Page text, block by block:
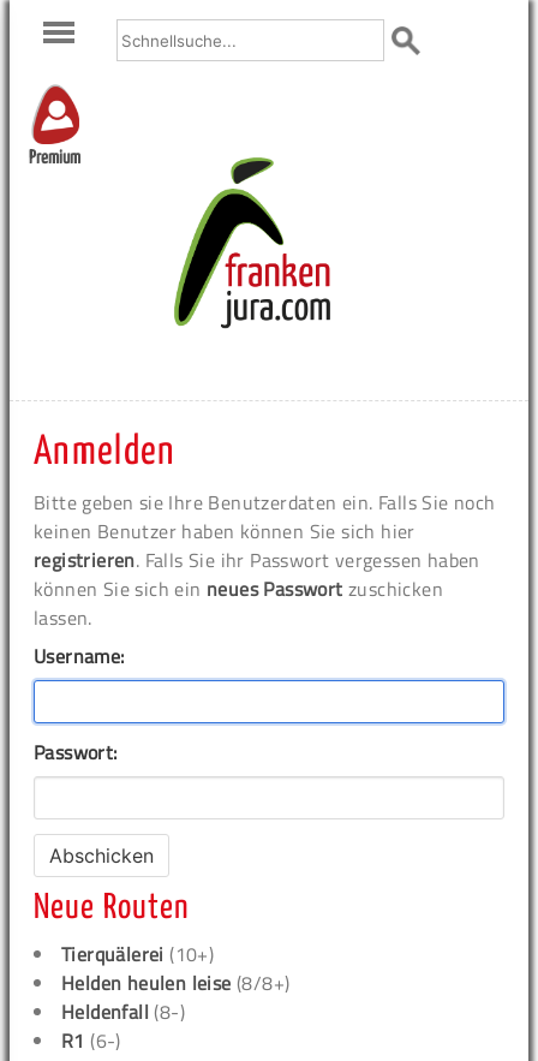
Premium
Anmelden
Bitte geben sie Ihre Benutzerdaten ein. Falls Sie noch
keinen Benutzer haben können Sie sich hier
registrieren. Falls Sie ihr Passwort vergessen haben
können Sie sich ein neues Passwort zuschicken
lassen.
Username:
Passwort:
Neue Routen
Tierquälerei (10+)
Helden heulen leise (8/8+)
Heldenfall (8-)
R1 (6-)